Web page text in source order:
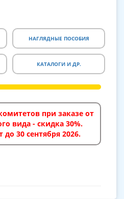
НАГЛЯДНЫЕ ПОСОБИЯ
КАТАЛОГИ И ДР.
при заказе от
вида - скидка 30%.
до 30 сентября 2026.